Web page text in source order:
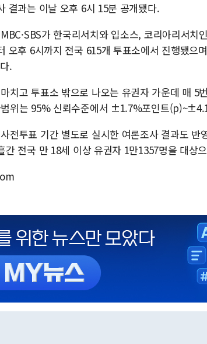
결과는 이날 오후 6시 15분 공개됐다.
가 한국리서치와 입소스, 코리아리서치
오후 6시까지 전국 615개 투표소에서 진행됐으
.
치고 투표소 밖으로 나오는 유권자 가운데 매 5
범위는 95% 신뢰수준에서 ±1.7%포인트
전투표 기간 별도로 실시한 여론조사 결과도 반
간 전국 만 18세 이상 유권자 1만1357명을 대상